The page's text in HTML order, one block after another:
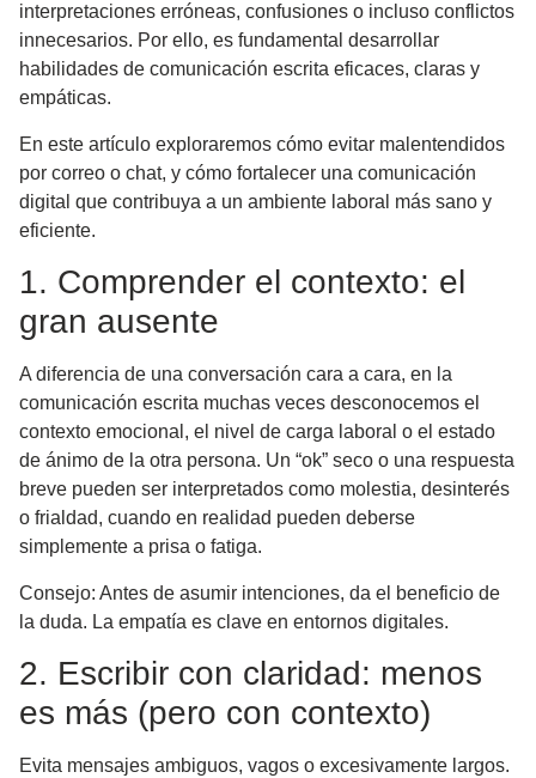
interpretaciones erróneas, confusiones o incluso conflictos
innecesarios. Por ello, es fundamental desarrollar
habilidades de comunicación escrita eficaces, claras y
empáticas.
En este artículo exploraremos cómo evitar malentendidos
por correo o chat, y cómo fortalecer una comunicación
digital que contribuya a un ambiente laboral más sano y
eficiente.
1. Comprender el contexto: el
gran ausente
A diferencia de una conversación cara a cara, en la
comunicación escrita muchas veces desconocemos el
contexto emocional, el nivel de carga laboral o el estado
de ánimo de la otra persona. Un “ok” seco o una respuesta
breve pueden ser interpretados como molestia, desinterés
o frialdad, cuando en realidad pueden deberse
simplemente a prisa o fatiga.
Consejo: Antes de asumir intenciones, da el beneficio de
la duda. La empatía es clave en entornos digitales.
2. Escribir con claridad: menos
es más (pero con contexto)
Evita mensajes ambiguos, vagos o excesivamente largos.